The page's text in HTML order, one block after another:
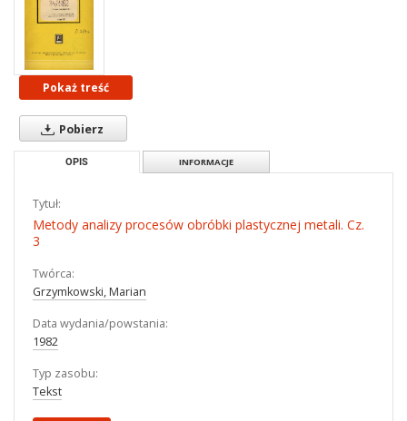
Pokaż treść
Pobierz
OPIS INFORMACJE
Tytuł:
Metody analizy procesów obróbki plastycznej metali. Cz.
3
Twórca:
Grzymkowski, Marian
Data wydania/powstania:
1982
Typ zasobu:
Tekst